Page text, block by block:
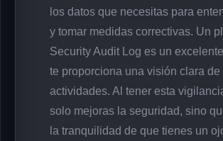
los datos que necesitas para
y tomar medidas correctivas. Un
Security Audit Log es un
te proporciona una visión clara de
actividades. Al tener esta
solo mejoras la seguridad, sino
la tranquilidad de que tienes un